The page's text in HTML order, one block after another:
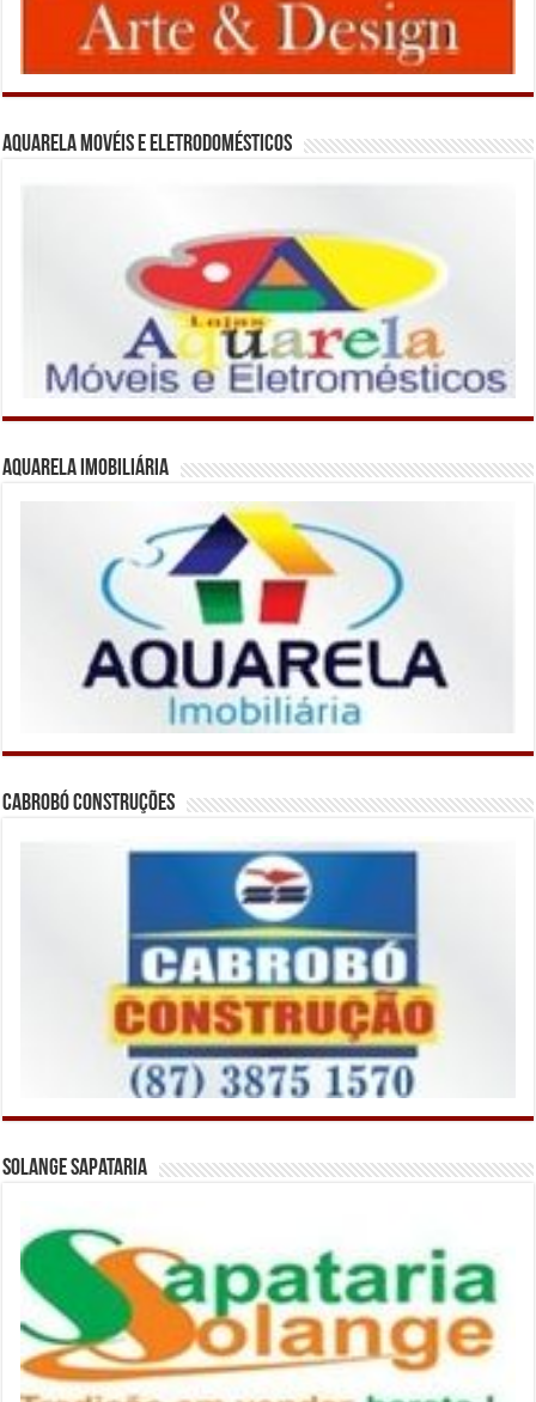
Aquarela Movéis e Eletrodomésticos
Aquarela Imobiliária
Cabrobó Construções
Solange Sapataria